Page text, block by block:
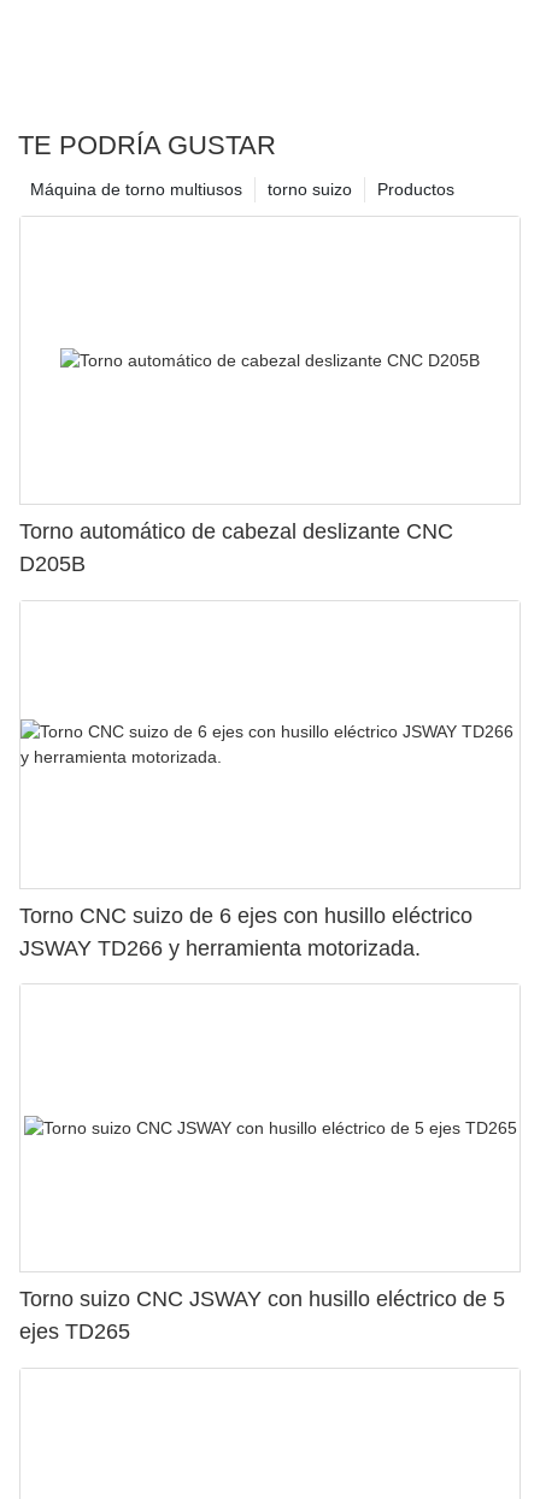
TE PODRÍA GUSTAR
Productos
torno suizo
Máquina de torno multiusos
Torno automático de cabezal deslizante CNC
D205B
Torno CNC suizo de 6 ejes con husillo eléctrico
JSWAY TD266 y herramienta motorizada.
Torno suizo CNC JSWAY con husillo eléctrico de 5
ejes TD265